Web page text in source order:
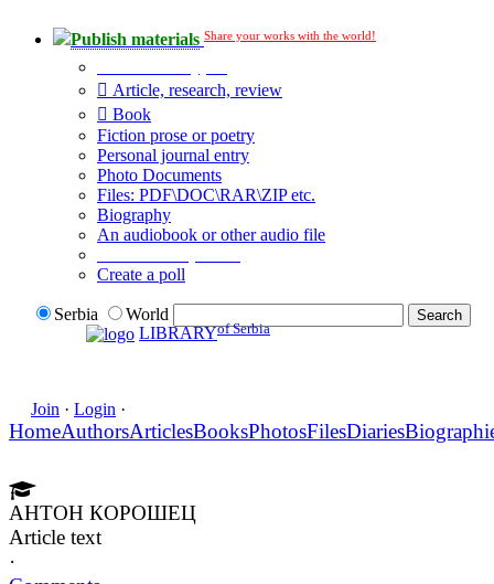
Publish materials Share your works with the world!
Article, research, review
Book
Fiction prose or poetry
Personal journal entry
Photo Documents
Files: PDF\DOC\RAR\ZIP etc.
Biography
An audiobook or other audio file
Create a poll
Serbia
World
LIBRARYof Serbia
Join · Login ·
HomeAuthorsArticlesBooksPhotosFilesDiaries
АНТОН КОРОШЕЦ
Article text
·